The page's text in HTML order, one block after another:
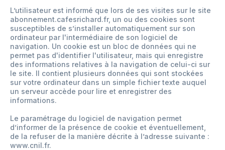
L’utilisateur est informé que lors de ses visites sur le site
abonnement.cafesrichard.fr, un ou des cookies sont
susceptibles de s’installer automatiquement sur son
ordinateur par l'intermédiaire de son logiciel de
navigation. Un cookie est un bloc de données qui ne
permet pas d'identifier l'utilisateur, mais qui enregistre
des informations relatives à la navigation de celui-ci sur
le site. Il contient plusieurs données qui sont stockées
sur votre ordinateur dans un simple fichier texte auquel
un serveur accède pour lire et enregistrer des
informations.
Le paramétrage du logiciel de navigation permet
d’informer de la présence de cookie et éventuellement,
de la refuser de la manière décrite à l’adresse suivante :
www.cnil.fr.